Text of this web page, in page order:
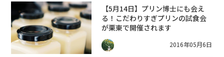
【5月14日】プリン博士にも会え
る！こだわりすぎプリンの試食会
が栗東で開催されます
2016年05月6日